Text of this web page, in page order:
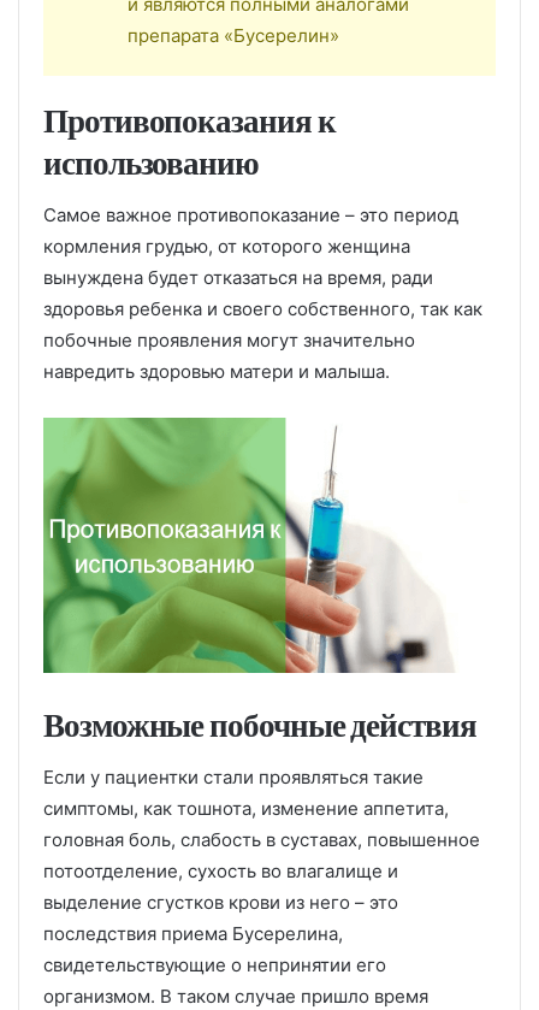
препарата «Бусерелин»
Противопоказания к
использованию
Самое важное противопоказание – это период
кормления грудью, от которого женщина
вынуждена будет отказаться на время, ради
здоровья ребенка и своего собственного, так как
побочные проявления могут значительно
навредить здоровью матери и малыша.
Возможные побочные действия
Если у пациентки стали проявляться такие
симптомы, как тошнота, изменение аппетита,
головная боль, слабость в суставах, повышенное
потоотделение, сухость во влагалище и
выделение сгустков крови из него – это
последствия приема Бусерелина,
свидетельствующие о непринятии его
организмом. В таком случае пришло время